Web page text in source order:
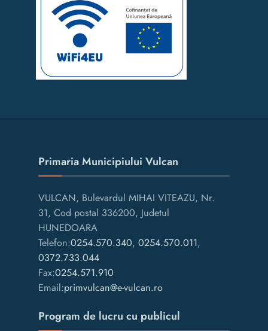
Primaria Municipiului Vulcan
VULCAN, Bulevardul MIHAI VITEAZU, Nr.
31, Cod postal 336200, Judetul
HUNEDOARA
Telefon:0254.570.340, 0254.570.011,
0372.733.044
Fax:0254.571.910
Email:primvulcan@e-vulcan.ro
Program de lucru cu publicul